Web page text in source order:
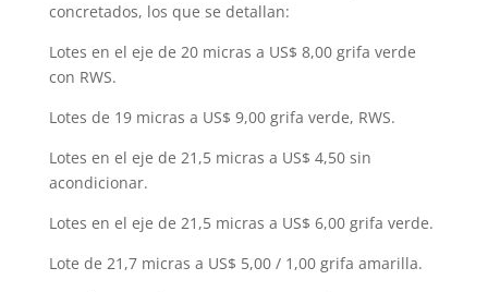
concretados, los que se detallan:
Lotes en el eje de 20 micras a US$ 8,00 grifa verde
con RWS.
Lotes de 19 micras a US$ 9,00 grifa verde, RWS.
Lotes en el eje de 21,5 micras a US$ 4,50 sin
acondicionar.
Lotes en el eje de 21,5 micras a US$ 6,00 grifa verde.
Lote de 21,7 micras a US$ 5,00 / 1,00 grifa amarilla.